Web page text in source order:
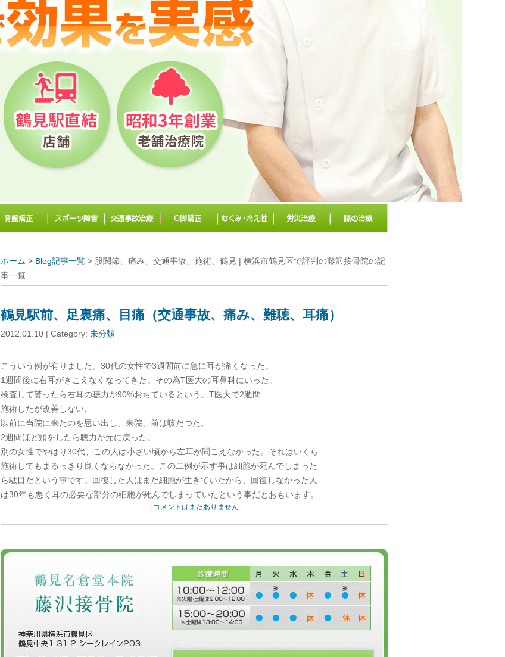
ホーム > Blog記事一覧 > 股関節、痛み、交通事故、施術、鶴見 | 横浜市鶴見区で評判の藤沢接骨院の記
事一覧
鶴見駅前、足裏痛、目痛（交通事故、痛み、難聴、耳痛）
2012.01.10 | Category: 未分類
こういう例が有りました。30代の女性で3週間前に急に耳が痛くなった。
1週間後に右耳がきこえなくなってきた。その為T医大の耳鼻科にいった。
検査して貰ったら右耳の聴力が90%おちているという。T医大で2週間
施術したが改善しない。
以前に当院に来たのを思い出し、来院、前は咳だつた。
2週間ほど頸をしたら聴力が元に戻った。
別の女性でやはり30代、この人は小さい頃から左耳が聞こえなかった。それはいくら
施術してもまるっきり良くならなかった。この二例が示す事は細胞が死んでしまった
ら駄目だという事です。回復した人はまだ細胞が生きていたから、回復しなかった人
は30年も悪く耳の必要な部分の細胞が死んでしまっていたという事だとおもいます。
コメントはまだありません